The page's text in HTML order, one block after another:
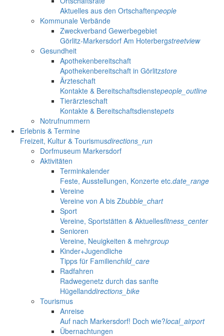
Aktuelles aus den Ortschaftenpeople
Kommunale Verbände
Zweckverband Gewerbegebiet
Görlitz-Markersdorf Am Hoterbergstreetview
Gesundheit
Apothekenbereitschaft
Apothekenbereitschaft in Görlitzstore
Ärzteschaft
Kontakte & Bereitschaftsdienstepeople_outline
Tierärzteschaft
Kontakte & Bereitschaftsdienstepets
Notrufnummern
Erlebnis & Termine
Freizeit, Kultur & Tourismusdirections_run
Dorfmuseum Markersdorf
Aktivitäten
Terminkalender
Feste, Ausstellungen, Konzerte etc.date_range
Vereine
Vereine von A bis Zbubble_chart
Sport
Vereine, Sportstätten & Aktuellesfitness_center
Senioren
Vereine, Neuigkeiten & mehrgroup
Kinder+Jugendliche
Tipps für Familienchild_care
Radfahren
Radwegenetz durch das sanfte
Hügellanddirections_bike
Tourismus
Anreise
Auf nach Markersdorf! Doch wie?local_airport
Übernachtungen